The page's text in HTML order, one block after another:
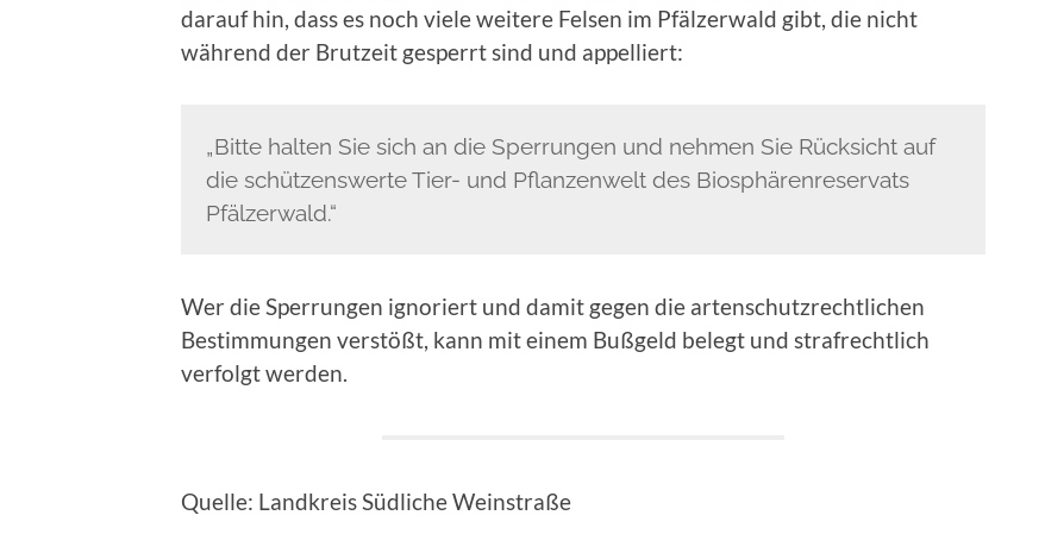
darauf hin, dass es noch viele weitere Felsen im Pfälzerwald gibt, die nicht
während der Brutzeit gesperrt sind und appelliert:
„Bitte halten Sie sich an die Sperrungen und nehmen Sie Rücksicht auf
die schützenswerte Tier- und Pflanzenwelt des Biosphärenreservats
Pfälzerwald.“
Wer die Sperrungen ignoriert und damit gegen die artenschutzrechtlichen
Bestimmungen verstößt, kann mit einem Bußgeld belegt und strafrechtlich
verfolgt werden.
Quelle: Landkreis Südliche Weinstraße